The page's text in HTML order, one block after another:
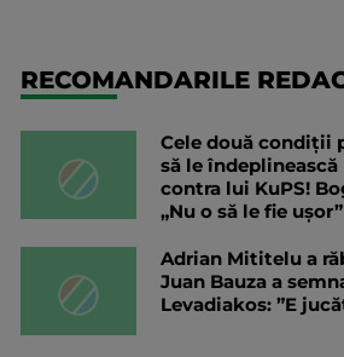
RECOMANDARILE
Cele două condiții
să le îndeplinească
contra lui KuPS!
„Nu o să le fie ușor”
Adrian Mititelu a
Juan Bauza a
Levadiakos: ”E